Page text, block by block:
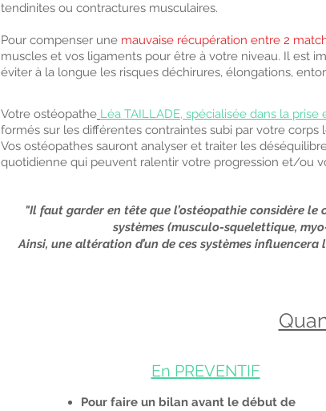
tendinites ou contractures musculaires.
Pour compenser une mauvaise récupération entre 2
muscles et vos ligaments pour être à votre niveau. Il est
éviter à la longue les risques déchirures, élongations,
Votre ostéopathe Léa TAILLADE, spécialisée dans la
formés sur les différentes contraintes subi par votre corps
Vos ostéopathes sauront analyser et traiter les
quotidienne qui peuvent ralentir votre progression et/ou
"Il faut garder en tête que l’ostéopathie considère
systèmes (musculo-squelettique,
Ainsi, une altération d’un de ces systèmes
En PREVENTIF
Pour faire un bilan avant le début de